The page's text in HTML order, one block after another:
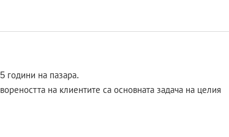
години на пазара.
на клиентите са основната задача на целия